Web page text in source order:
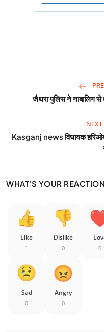
जैथरा पुलिस ने नाबालिग से
Kasganj news विधायक
WHAT'S YOUR
Like
1
Dislike
0 0
Sad
0
Angry
0